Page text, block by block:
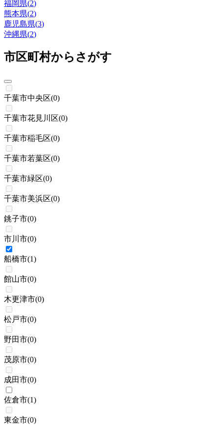
福岡県(2)
熊本県(2)
鹿児島県(3)
沖縄県(2)
市区町村からさがす
千葉市中央区(0)
千葉市花見川区(0)
千葉市稲毛区(0)
千葉市若葉区(0)
千葉市緑区(0)
千葉市美浜区(0)
銚子市(0)
市川市(0)
船橋市(1)
館山市(0)
木更津市(0)
松戸市(0)
野田市(0)
茂原市(0)
成田市(0)
佐倉市(1)
東金市(0)